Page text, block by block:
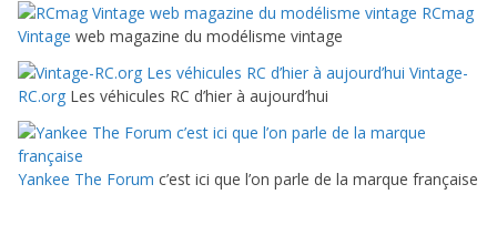
RCmag
Vintage web magazine du modélisme vintage
Vintage-
RC.org Les véhicules RC d’hier à aujourd’hui
Yankee The Forum c’est ici que l’on parle de la marque française